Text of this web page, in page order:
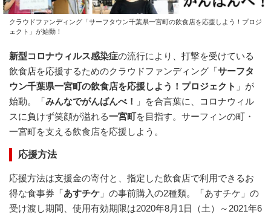
クラウドファンディング「サーフタウン千葉県一宮町の飲食店を応援しよう！プロジ
ェクト」が始動！
新型コロナウィルス感染症の流行により、打撃を受けている
飲食店を応援するためのクラウドファンディング「サーフタ
ウン千葉県一宮町の飲食店を応援しよう！プロジェクト 」が
始動。「みんなでがんばんべ！
」を合言葉に、コロナウィル
スに負けず笑顔が溢れる一宮町を目指す。サーフィンの町・
一宮町を支える飲食店を応援しよう。
応援方法
応援方法は支援金の寄付と、指定した飲食店で利用できるお
得な食事券「あすチケ 」の事前購入の2種類。「あすチケ」の
受け渡し期間、使用有効期限は2020年8月1日（土）～2021年6